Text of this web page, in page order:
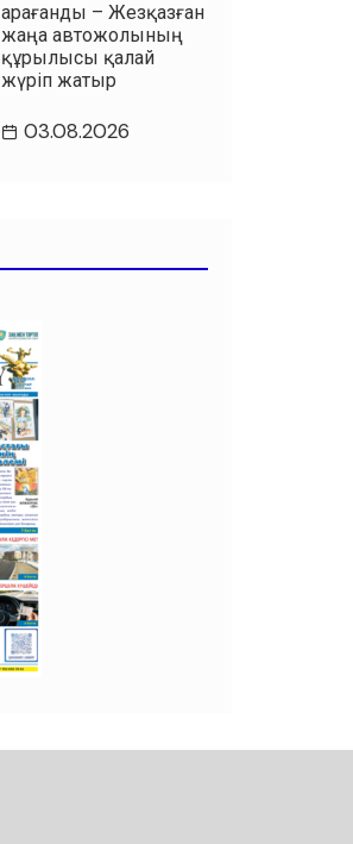
Қарағанды – Жезқазған
жаңа автожолының
құрылысы қалай
жүріп жатыр
03.08.2026